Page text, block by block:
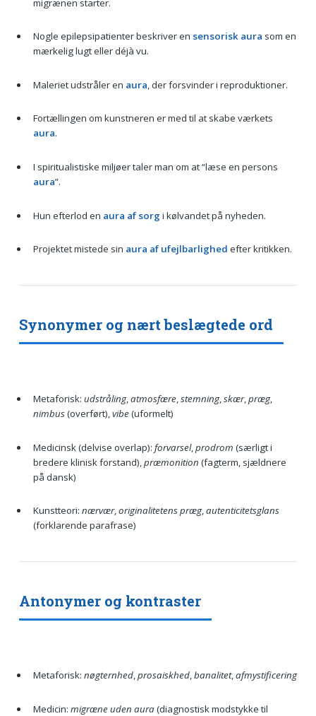
Nogle epilepsipatienter beskriver en sensorisk aura som en
mærkelig lugt eller déjà vu.
Maleriet udstråler en aura, der forsvinder i reproduktioner.
Fortællingen om kunstneren er med til at skabe værkets
aura.
I spiritualistiske miljøer taler man om at “læse en persons
aura”.
Hun efterlod en aura af sorg i kølvandet på nyheden.
Projektet mistede sin aura af ufejlbarlighed efter kritikken.
Synonymer og nært beslægtede ord
Metaforisk: udstråling,atmosfære,stemning,skær,præg,
nimbus(overført),vibe(uformelt)
Medicinsk (delvise overlap): forvarsel,prodrom (særligt i
bredere klinisk forstand),præmonition (fagterm, sjældnere
på dansk)
Kunstteori: nærvær,originalitetens præg,autenticitetsglans
(forklarende parafrase)
Antonymer og kontraster
Metaforisk: nøgternhed,prosaiskhed,banalitet,afmystificering
Medicin: migræne uden aura(diagnostisk modstykke til